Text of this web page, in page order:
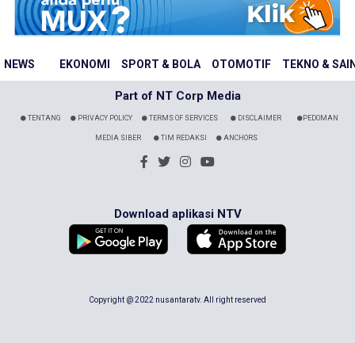
NEWS EKONOMI SPORT & BOLA OTOMOTIF TEKNO &
Part of NT Corp Media
TENTANG PRIVACY POLICY TERMS OF SERVICES DISCLAIMER PEDOMAN
MEDIA SIBER TIM REDAKSI ANCHORS
Download aplikasi NTV
Copyright @ 2022 nusantaratv. All right reserved